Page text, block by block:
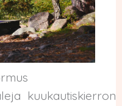
kuukautiskierron